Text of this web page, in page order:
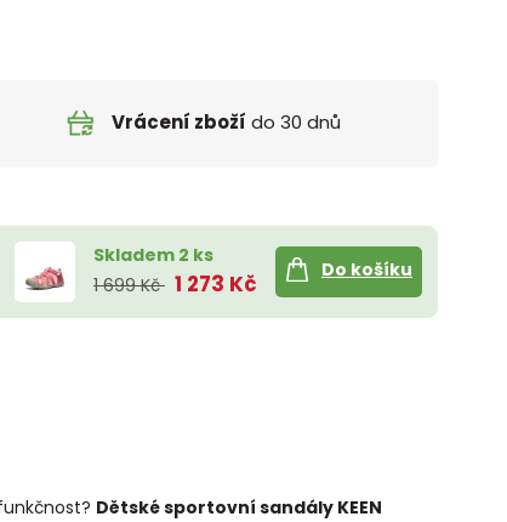
Vrácení zboží do 30 dnů
Skladem 2 ks
1 699 Kč 1 273 Kč
Do košíku
Dětské sportovní sandály KEEN